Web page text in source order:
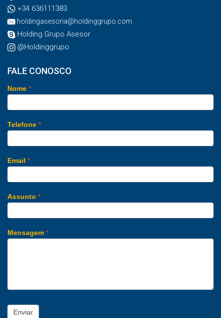
+34 636111383
holdingasesoria@holdinggrupo.com
Holding Grupo Asesor
@Holdinggrupo
FALE CONOSCO
Nome *
Telefone *
Email *
Assunto *
Mensagem *
Enviar